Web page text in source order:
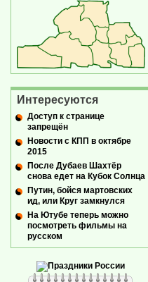
Интересуются
Доступ к странице
запрещён
Новости с КПП в октябре
2015
После Дубаев Шахтёр
снова едет на Кубок Солнца
Путин, бойся мартовских
ид, или Круг замкнулся
На Ютубе теперь можно
посмотреть фильмы на
русском